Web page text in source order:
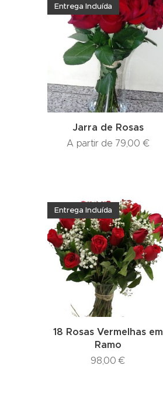
Jarra de Rosas
Entrega Incluída
A partir de 79,00 €
18 Rosas Vermelhas em
Ramo
Entrega Incluída
98,00 €